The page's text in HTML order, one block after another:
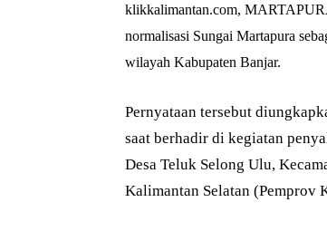
klikkalimantan.com,
normalisasi Sungai Martapura
wilayah Kabupaten Banjar.
Pernyataan tersebut
saat berhadir di kegiatan
Desa Teluk Selong Ulu,
Kalimantan Selatan (Pemprov